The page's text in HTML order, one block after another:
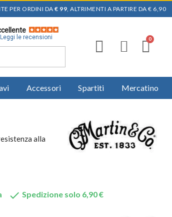
PER ORDINI DA € 99, ALTRIMENTI A PARTIRE DA € 6,90
Leggi le recensioni
Accessori Spartiti Mercatino
alla
 Spedizione solo 6,90 €